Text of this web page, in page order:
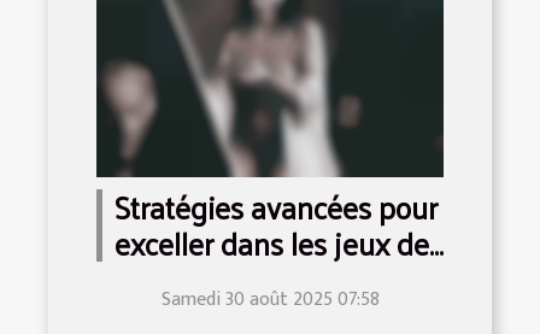
Stratégies avancées pour
exceller dans les jeux de
rôle à thème adulte
Samedi 30 août 2025 07:58